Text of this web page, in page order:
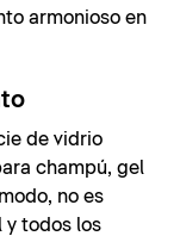
armonioso en
de vidrio
champú, gel
no es
y todos los